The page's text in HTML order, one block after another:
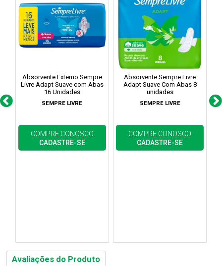
Absorvente Externo Sempre
Livre Adapt Suave com Abas
16 Unidades
SEMPRE LIVRE
COMPRE CONOSCO
CADASTRE-SE
Absorvente Sempre Livre
Adapt Suave Com Abas 8
unidades
SEMPRE LIVRE
COMPRE CONOSCO
CADASTRE-SE
Avaliações do Produto